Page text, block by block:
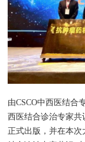
由CSCO中西医结合
西医结合诊治专家共
正式出版，并在本次